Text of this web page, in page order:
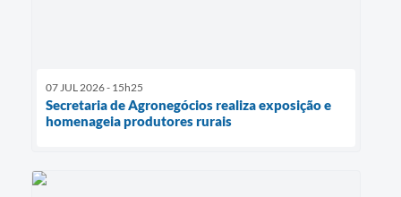
07 JUL 2026 - 15h25
Secretaria de Agronegócios realiza exposição e
homenageia produtores rurais